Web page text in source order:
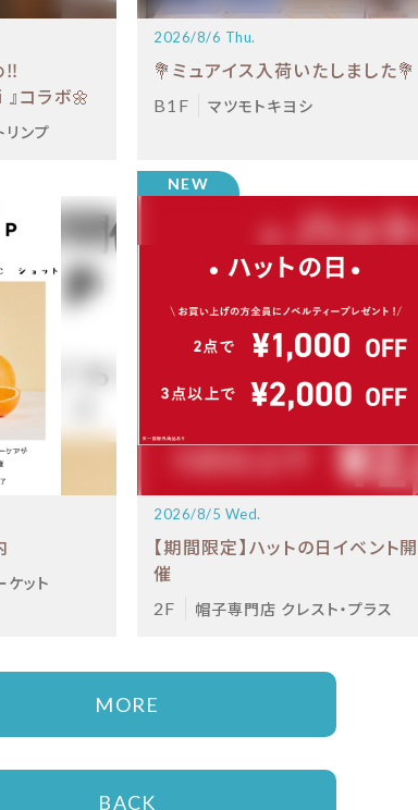
‼️
コラボ🌼
ンプ
2026/8/6 Thu.
💐ミュアイス入荷いたしました💐
B1F マツモトキヨシ
ケット
2026/8/5 Wed.
【期間限定】ハットの日イベント開
催
2F 帽子専門店 クレスト・プラス
MORE
BACK